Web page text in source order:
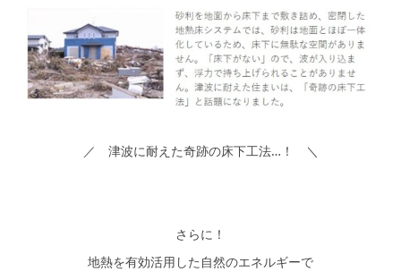
／ 津波に耐えた奇跡の床下工法…！ ＼
さらに！
地熱を有効活用した自然のエネルギーで